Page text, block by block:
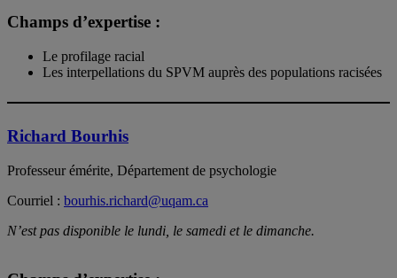
Champs d’expertise :
Le profilage racial
Les interpellations du SPVM auprès des populations racisées
Richard Bourhis
Professeur émérite, Département de psychologie
Courriel : bourhis.richard@uqam.ca
N’est pas disponible le lundi, le samedi et le dimanche.